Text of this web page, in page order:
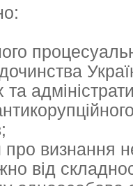
та
визнання
від